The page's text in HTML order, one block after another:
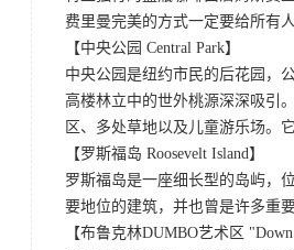
费里曼完美的方式一定要给所有
【中央公园 Central Park】
中央公园是纽约市民的后花园，
高楼林立中的世外桃源深深吸引
区、多处草地以及儿童游乐场。
【罗斯福岛 Roosevelt Island】
罗斯福岛是一座细长型的岛屿，
要地位的建筑，并也曾是许多重
【布鲁克林DUMBO艺术区